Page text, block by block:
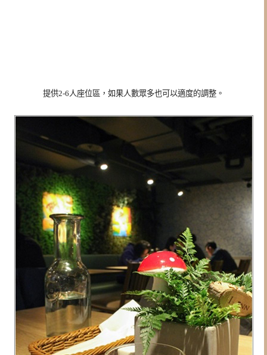
提供2-6人座位區，如果人數眾多也可以適度的調整。